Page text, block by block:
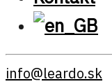
info@leardo.sk